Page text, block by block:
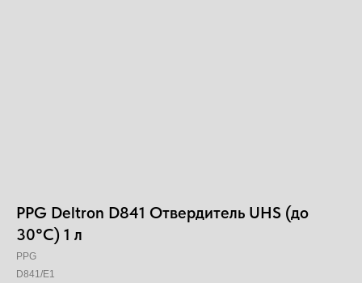
PPG Deltron D841 Отвердитель UHS (до
30°C) 1 л
PPG
D841/E1